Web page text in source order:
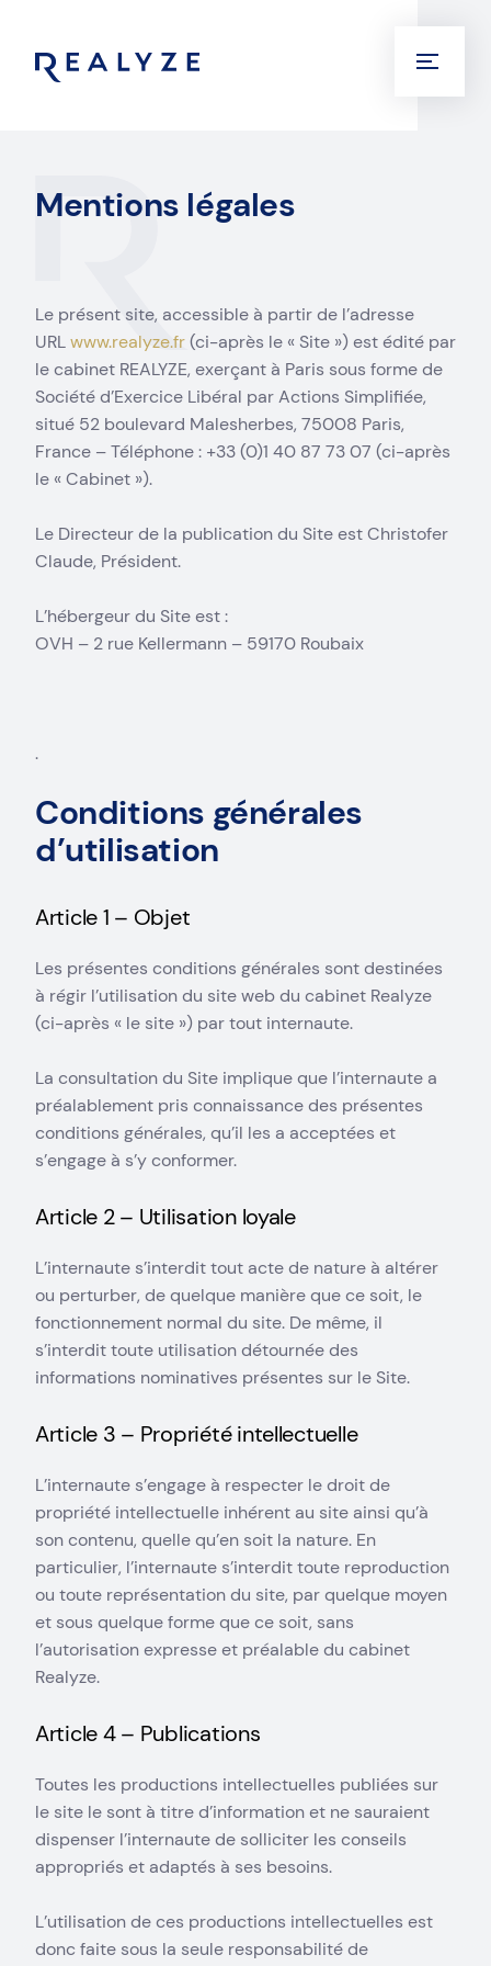
Mentions légales
Le présent site, accessible à partir de l’adresse
URLwww.realyze.fr(ci-après le « Site ») est édité par
le cabinet REALYZE, exerçant à Paris sous forme de
Société d’Exercice Libéral par Actions Simplifiée,
situé 52 boulevard Malesherbes, 75008 Paris,
France – Téléphone : +33 (0)1 40 87 73 07 (ci-après
le « Cabinet »).
Le Directeur de la publication du Site est Christofer
Claude, Président.
L’hébergeur du Site est :
OVH – 2 rue Kellermann – 59170 Roubaix
.
Conditions générales
d’utilisation
Article 1 – Objet
Les présentes conditions générales sont destinées
à régir l’utilisation du site web du cabinet Realyze
(ci-après « le site ») par tout internaute.
La consultation du Site implique que l’internaute a
préalablement pris connaissance des présentes
conditions générales, qu’il les a acceptées et
s’engage à s’y conformer.
Article 2 – Utilisation loyale
L’internaute s’interdit tout acte de nature à altérer
ou perturber, de quelque manière que ce soit, le
fonctionnement normal du site. De même, il
s’interdit toute utilisation détournée des
informations nominatives présentes sur le Site.
Article 3 – Propriété intellectuelle
L’internaute s’engage à respecter le droit de
propriété intellectuelle inhérent au site ainsi qu’à
son contenu, quelle qu’en soit la nature. En
particulier, l’internaute s’interdit toute reproduction
ou toute représentation du site, par quelque moyen
et sous quelque forme que ce soit, sans
l’autorisation expresse et préalable du cabinet
Realyze.
Article 4 – Publications
Toutes les productions intellectuelles publiées sur
le site le sont à titre d’information et ne sauraient
dispenser l’internaute de solliciter les conseils
appropriés et adaptés à ses besoins.
L’utilisation de ces productions intellectuelles est
donc faite sous la seule responsabilité de